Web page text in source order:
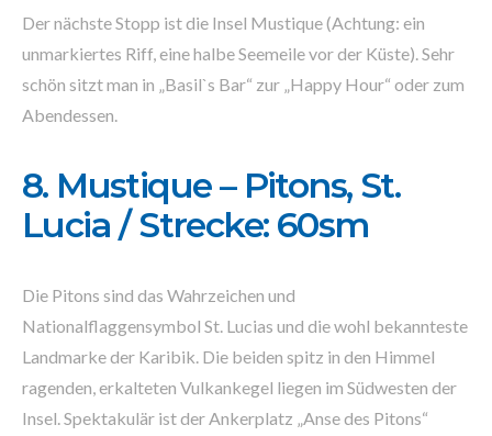
Der nächste Stopp ist die Insel Mustique (Achtung: ein
unmarkiertes Riff, eine halbe Seemeile vor der Küste). Sehr
schön sitzt man in „Basil`s Bar“ zur „Happy Hour“ oder zum
Abendessen.
8. Mustique – Pitons, St.
Lucia / Strecke: 60sm
Die Pitons sind das Wahrzeichen und
Nationalflaggensymbol St. Lucias und die wohl bekannteste
Landmarke der Karibik. Die beiden spitz in den Himmel
ragenden, erkalteten Vulkankegel liegen im Südwesten der
Insel. Spektakulär ist der Ankerplatz „Anse des Pitons“